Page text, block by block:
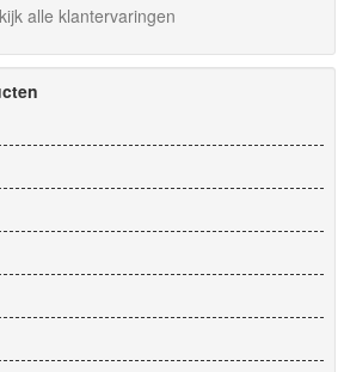
alle klantervaringen